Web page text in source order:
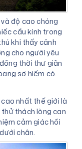
độ cao chóng
cầu kính trong
khi thấy cảnh
cho người yêu
thời thư giãn
sơ hiếm có.
nhất thế giới là
thách lòng can
cảm giác hồi
chân.